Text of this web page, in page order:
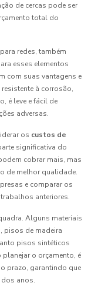
de cercas pode ser
total do
redes, também
esses elementos
com suas vantagens e
à corrosão,
é leve e fácil de
adversas.
os custos de
significativa do
cobrar mais, mas
de melhor qualidade.
e comparar os
anteriores.
Alguns materiais
pisos de madeira
pisos sintéticos
planejar o orçamento, é
prazo, garantindo que
anos.